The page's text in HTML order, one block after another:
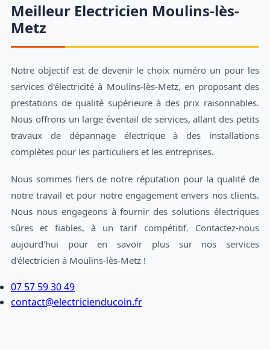
Meilleur Electricien Moulins-lès-
Metz
Notre objectif est de devenir le choix numéro un pour les
services d'électricité à Moulins-lès-Metz, en proposant des
prestations de qualité supérieure à des prix raisonnables.
Nous offrons un large éventail de services, allant des petits
travaux de dépannage électrique à des installations
complètes pour les particuliers et les entreprises.
Nous sommes fiers de notre réputation pour la qualité de
notre travail et pour notre engagement envers nos clients.
Nous nous engageons à fournir des solutions électriques
sûres et fiables, à un tarif compétitif. Contactez-nous
aujourd'hui pour en savoir plus sur nos services
d'électricien à Moulins-lès-Metz !
07 57 59 30 49
contact@electricienducoin.fr